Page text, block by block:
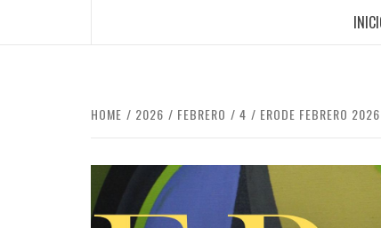
HOME 2026 FEBRERO 4 ERODE FEBRERO 2026